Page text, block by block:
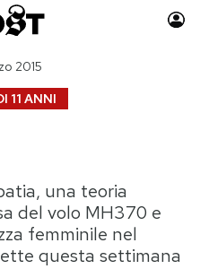
Auto
Consumismi
Storie/Idee
Ok Boomer!
11 ANNI
2015
una teoria
del volo MH370 e
femminile nel
questa settimana